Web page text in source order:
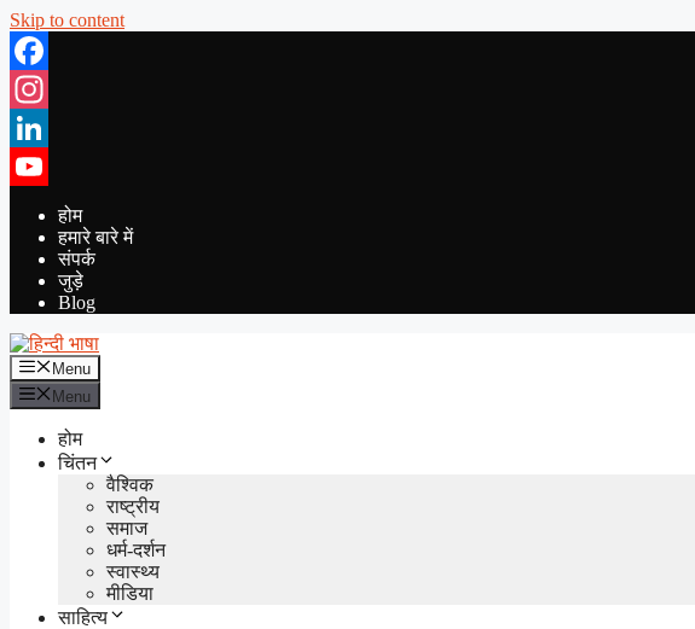
Skip to content
Facebook
Instagram
LinkedIn
YouTube
होम
हमारे बारे में
संपर्क
जुड़े
Blog
Menu
Menu
होम
चिंतन
वैश्विक
राष्ट्रीय
समाज
धर्म-दर्शन
स्वास्थ्य
मीडिया
साहित्य